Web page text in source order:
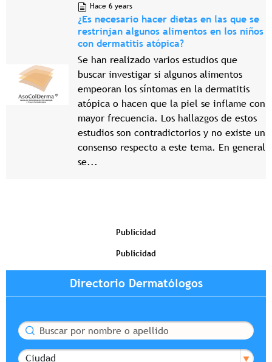
Hace 6 years
¿Es necesario hacer dietas en las que se
restrinjan algunos alimentos en los niños
con dermatitis atópica?
Se han realizado varios estudios que
buscar investigar si algunos alimentos
empeoran los síntomas en la dermatitis
atópica o hacen que la piel se inflame con
mayor frecuencia. Los hallazgos de estos
estudios son contradictorios y no existe un
consenso respecto a este tema. En general
se...
Publicidad
Publicidad
Directorio Dermatólogos
Buscar
Ciudad